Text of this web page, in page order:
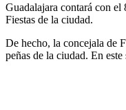
Guadalajara contará con
Fiestas de la ciudad.
De hecho, la concejala de
peñas de la ciudad. En